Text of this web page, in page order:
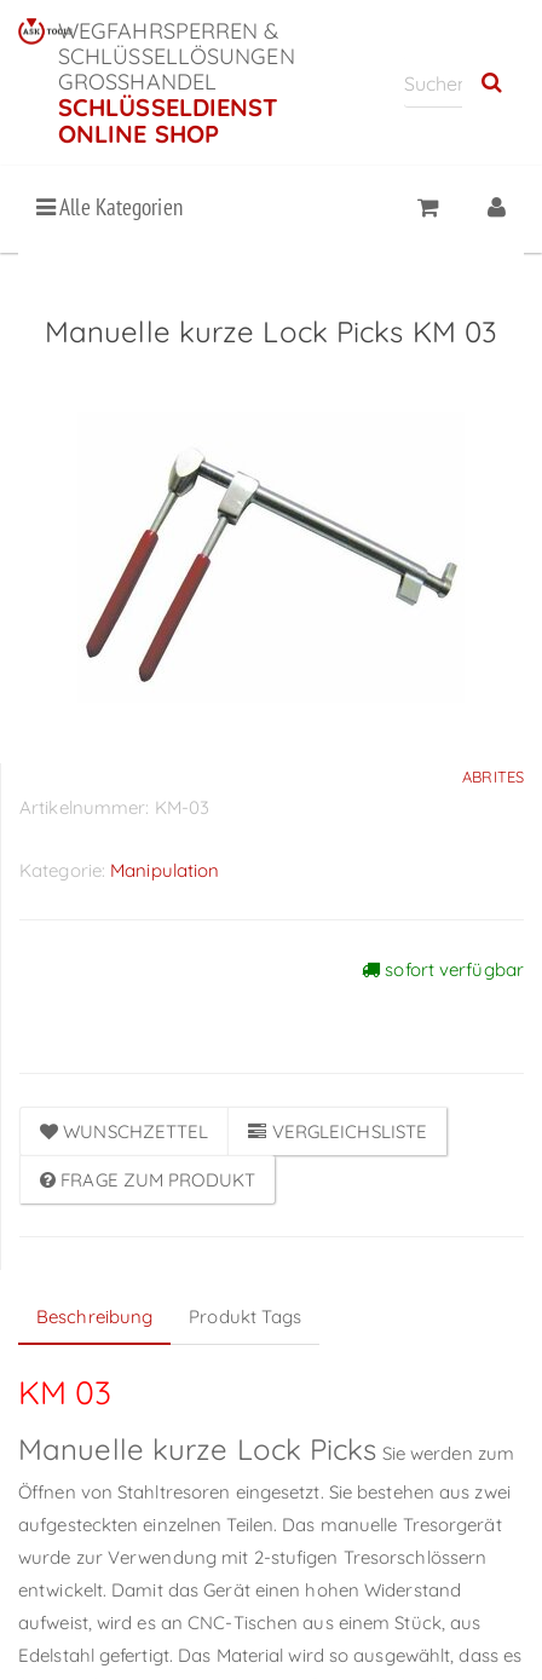
WEGFAHRSPERREN &
SCHLÜSSELLÖSUNGEN
GROSSHANDEL
SCHLÜSSELDIENST
ONLINE SHOP
Alle Kategorien
Manuelle kurze Lock Picks KM 03
ABRITES
Artikelnummer: KM-03
Kategorie: Manipulation
sofort verfügbar
WUNSCHZETTEL VERGLEICHSLISTE
FRAGE ZUM PRODUKT
Beschreibung Produkt Tags
KM 03
Manuelle kurze Lock Picks Sie werden zum
Öffnen von Stahltresoren eingesetzt. Sie bestehen aus zwei
aufgesteckten einzelnen Teilen. Das manuelle Tresorgerät
wurde zur Verwendung mit 2-stufigen Tresorschlössern
entwickelt. Damit das Gerät einen hohen Widerstand
aufweist, wird es an CNC-Tischen aus einem Stück, aus
Edelstahl gefertigt. Das Material wird so ausgewählt, dass es